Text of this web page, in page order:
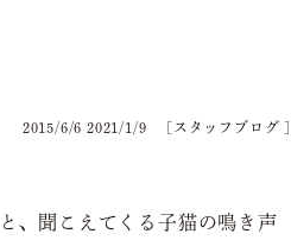
2015/6/6 2021/1/9 [ スタッフブログ ]
、聞こえてくる子猫の鳴き声